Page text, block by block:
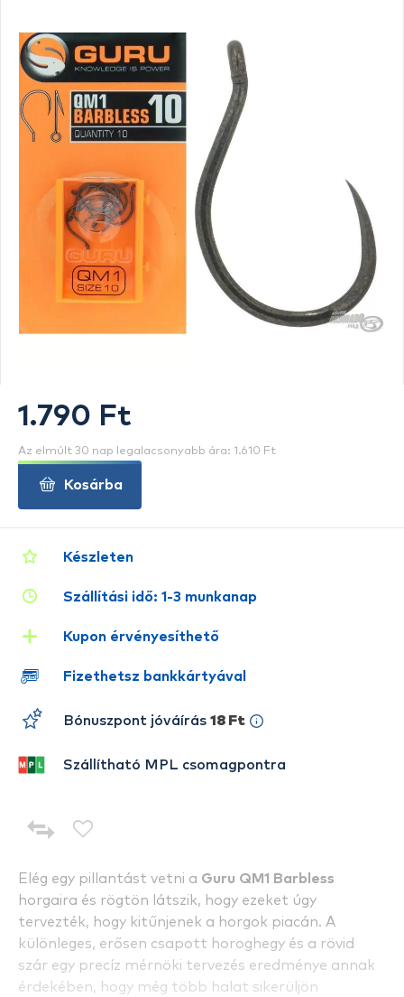
Elég egy pillantást vetni a Guru QM1 Barbless
horgaira és rögtön látszik, hogy ezeket úgy
tervezték, hogy kitűnjenek a horgok piacán. A
különleges, erősen csapott horoghegy és a rövid
szár egy precíz mérnöki tervezés eredménye annak
érdekében, hogy még több halat sikerüljön
Készleten
Szállítási idő: 1-3 munkanap
Kupon érvényesíthető
Fizethetsz bankkártyával
Bónuszpont jóváírás 18 Ft
Szállítható MPL csomagpontra
1.790 Ft
Az elmúlt 30 nap legalacsonyabb ára: 1.610 Ft
Kosárba